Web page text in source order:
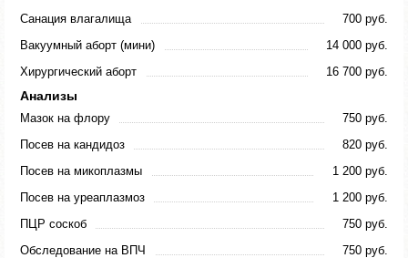
Санация влагалища
700 руб.
Вакуумный аборт (мини)
14 000 руб.
Хирургический аборт
16 700 руб.
Анализы
Мазок на флору
750 руб.
Посев на кандидоз
820 руб.
Посев на микоплазмы
1 200 руб.
Посев на уреаплазмоз
1 200 руб.
ПЦР соскоб
750 руб.
Обследование на ВПЧ
750 руб.